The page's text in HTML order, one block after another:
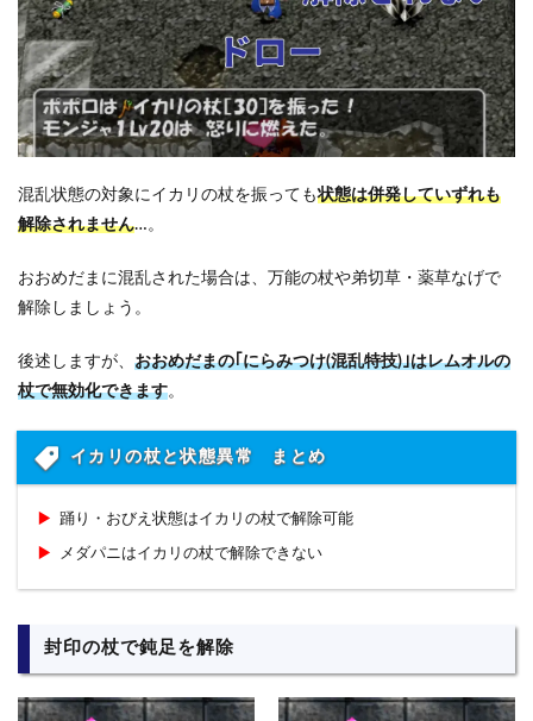
混乱状態の対象にイカリの杖を振っても状態は併発していずれも
解除されません…。
おおめだまに混乱された場合は、万能の杖や弟切草・薬草なげで
解除しましょう。
後述しますが、 おおめだまの｢にらみつけ(混乱特技)｣はレムオルの
杖で無効化できます。
イカリの杖と状態異常 まとめ
踊り・おびえ状態はイカリの杖で解除可能
メダパニはイカリの杖で解除できない
封印の杖で鈍足を解除